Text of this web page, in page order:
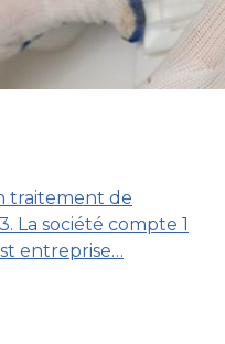
traitement de
La société compte 1
entreprise…